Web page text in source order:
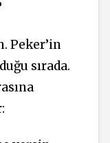
Peker’in
sırada.